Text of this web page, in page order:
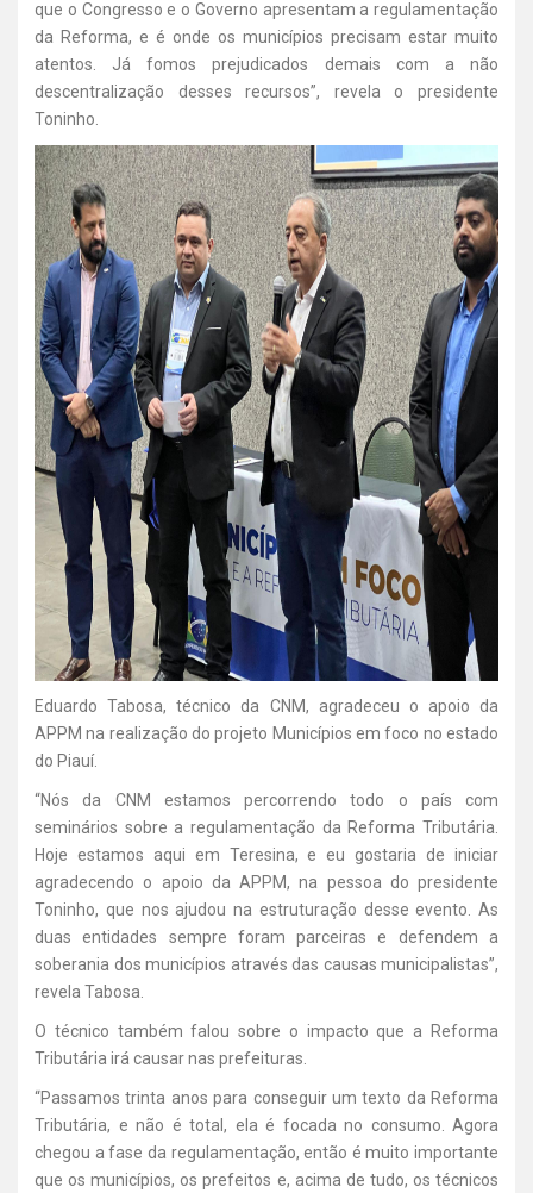
que o Congresso e o Governo apresentam a regulamentação
da Reforma, e é onde os municípios precisam estar muito
atentos. Já fomos prejudicados demais com a não
descentralização desses recursos”, revela o presidente
Toninho.
Eduardo Tabosa, técnico da CNM, agradeceu o apoio da
APPM na realização do projeto Municípios em foco no estado
do Piauí.
“Nós da CNM estamos percorrendo todo o país com
seminários sobre a regulamentação da Reforma Tributária.
Hoje estamos aqui em Teresina, e eu gostaria de iniciar
agradecendo o apoio da APPM, na pessoa do presidente
Toninho, que nos ajudou na estruturação desse evento. As
duas entidades sempre foram parceiras e defendem a
soberania dos municípios através das causas municipalistas”,
revela Tabosa.
O técnico também falou sobre o impacto que a Reforma
Tributária irá causar nas prefeituras.
“Passamos trinta anos para conseguir um texto da Reforma
Tributária, e não é total, ela é focada no consumo. Agora
chegou a fase da regulamentação, então é muito importante
que os municípios, os prefeitos e, acima de tudo, os técnicos